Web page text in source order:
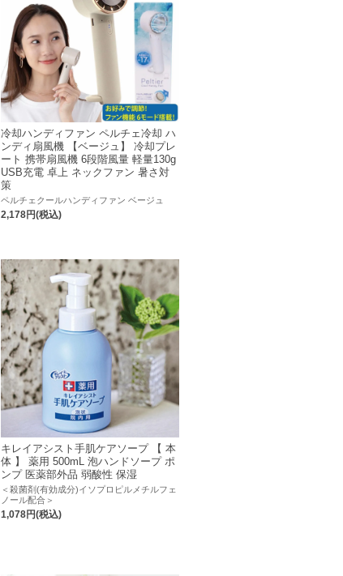
冷却ハンディファン ペルチェ冷却 ハ
ンディ扇風機 【ベージュ】 冷却プレ
ート 携帯扇風機 6段階風量 軽量130g
USB充電 卓上 ネックファン 暑さ対
策
ペルチェクールハンディファン ベージュ
2,178円(税込)
キレイアシスト手肌ケアソープ 【 本
体 】 薬用 500mL 泡ハンドソープ ポ
ンプ 医薬部外品 弱酸性 保湿
＜殺菌剤(有効成分)イソプロピルメチルフェ
ノール配合＞
1,078円(税込)